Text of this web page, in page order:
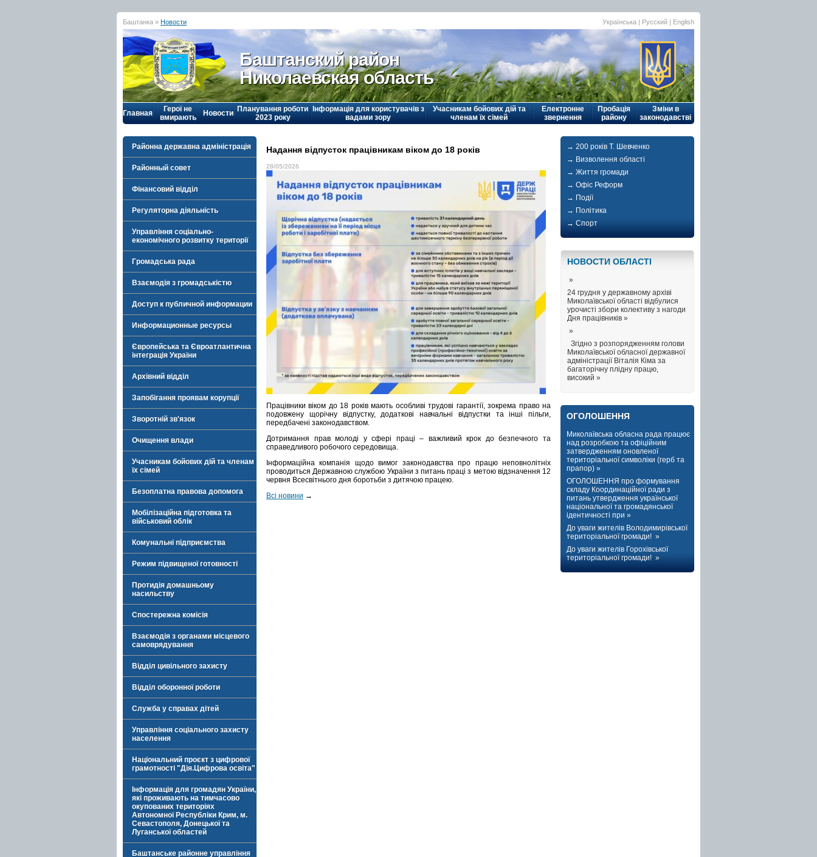
Баштанка » Новости Українська | Русский | English
Баштанский район
Николаевская область
Главная
Герої не
вмирають
Новости Планування роботи
2023 року
Інформація для користувачів з
вадами зору
Учасникам бойових дій та
членам їх сімей
Електронне
звернення
Пробація
району
Зміни в
законодавстві
Районна державна адміністрація
Районный совет
Фінансовий відділ
Регуляторна діяльність
Управління соціально-
економічного розвитку території
Громадська рада
Взаємодія з громадськістю
Доступ к публичной информации
Информационные ресурсы
Європейська та Євроатлантична
інтеграція України
Архівний відділ
Запобігання проявам корупції
Зворотній зв'язок
Очищення влади
Учасникам бойових дій та членам
їх сімей
Безоплатна правова допомога
Мобілізаційна підготовка та
військовий облік
Комунальні підприємства
Режим підвищеної готовності
Протидія домашньому
насильству
Спостережна комісія
Взаємодія з органами місцевого
самоврядування
Відділ цивільного захисту
Відділ оборонної роботи
Служба у справах дітей
Управління соціального захисту
населення
Національний проєкт з цифрової
грамотності "Дія.Цифрова освіта"
Інформація для громадян України,
які проживають на тимчасово
окупованих територіях
Автономної Республіки Крим, м.
Севастополя, Донецької та
Луганської областей
Баштанське районне управління
Надання відпусток працівникам віком до 18 років
28/05/2026
Працівники віком до 18 років мають особливі трудові гарантії, зокрема право на
подовжену щорічну відпустку, додаткові навчальні відпустки та інші пільги,
передбачені законодавством.
Дотримання прав молоді у сфері праці – важливий крок до безпечного та
справедливого робочого середовища.
Інформаційна компанія щодо вимог законодавства про працю неповнолітніх
проводиться Державною службою України з питань праці з метою відзначення 12
червня Всесвітнього дня боротьби з дитячою працею.
Всі новини →
→ 200 років Т. Шевченко
→ Визволення області
→ Життя громади
→ Офіс Реформ
→ Події
→ Політика
→ Спорт
НОВОСТИ ОБЛАСТI
»
24 грудня у державному архіві
Миколаївської області відбулися
урочисті збори колективу з нагоди
Дня працівників »
»
Згідно з розпорядженням голови
Миколаївської обласної державної
адміністрації Віталія Кіма за
багаторічну плідну працю,
високий »
ОГОЛОШЕННЯ
Миколаївська обласна рада працює
над розробкою та офіційним
затвердженням оновленої
територіальної символіки (герб та
прапор) »
ОГОЛОШЕННЯ про формування
складу Координаційної ради з
питань утвердження української
національної та громадянської
ідентичності при »
До уваги жителів Володимирівської
територіальної громади! »
До уваги жителів Горохівської
територіальної громади! »